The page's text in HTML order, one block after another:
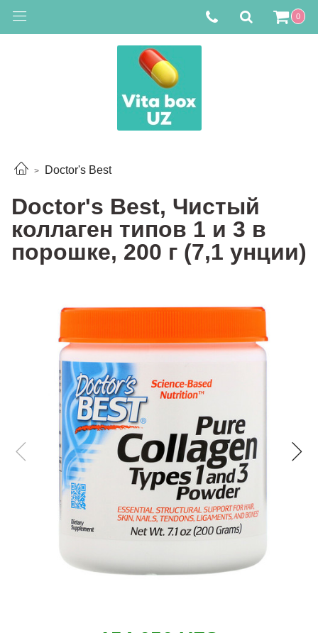
0
Doctor's Best
Doctor's Best, Чистый
коллаген типов 1 и 3 в
порошке, 200 г (7,1 унции)